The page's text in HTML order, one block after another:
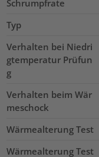
Schrumpfrate
Typ
Verhalten bei Niedri
gtemperatur Prüfun
g
Verhalten beim Wär
meschock
Wärmealterung Test
Wärmealterung Test